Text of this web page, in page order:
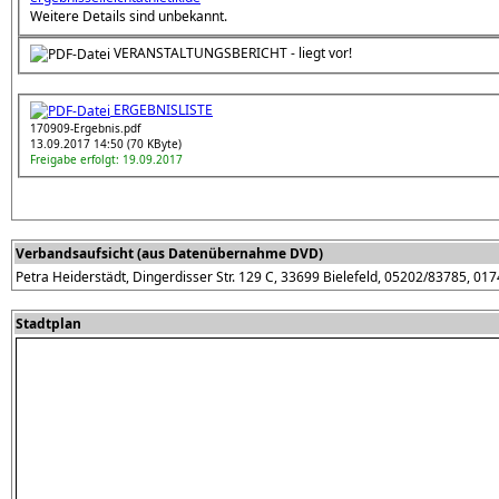
Weitere Details sind unbekannt.
VERANSTALTUNGSBERICHT - liegt vor!
ERGEBNISLISTE
170909-Ergebnis.pdf
13.09.2017 14:50 (70 KByte)
Freigabe erfolgt: 19.09.2017
Verbandsaufsicht (aus Datenübernahme DVD)
Petra Heiderstädt, Dingerdisser Str. 129 C, 33699 Bielefeld, 05202/83785,
Stadtplan